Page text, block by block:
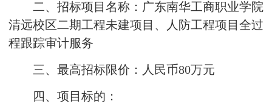
二、招标项目名称：广东南华工商职业学院
清远校区二期工程未建项目、人防工程项目全过
程跟踪审计服务
三、最高招标限价：人民币80万元
四、项目标的：